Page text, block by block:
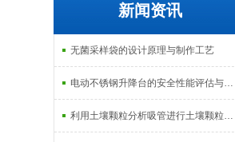
新闻资讯
无菌采样袋的设计原理与制作工艺
电动不锈钢升降台的安全性能评估与控制
利用土壤颗粒分析吸管进行土壤颗粒定量分析的研究